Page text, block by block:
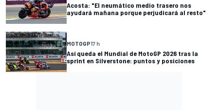
Acosta: "El neumático medio trasero nos
ayudará mañana porque perjudicará al resto"
MOTOGP17 h
Así queda el Mundial de MotoGP 2026 tras la
sprint en Silverstone: puntos y posiciones